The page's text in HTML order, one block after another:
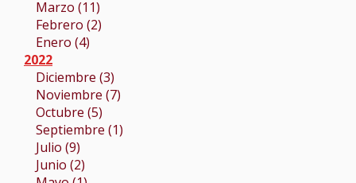
Marzo (11)
Febrero (2)
Enero (4)
2022
Diciembre (3)
Noviembre (7)
Octubre (5)
Septiembre (1)
Julio (9)
Junio (2)